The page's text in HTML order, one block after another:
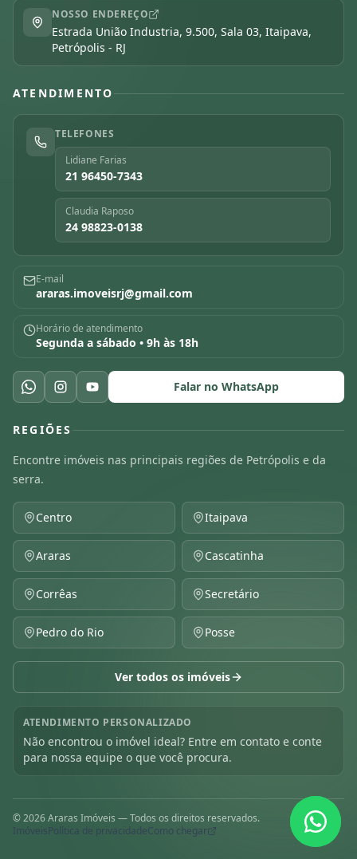
NOSSO ENDEREÇO
Estrada União Industria, 9.500, Sala 03, Itaipava,
Petrópolis - RJ
ATENDIMENTO
TELEFONES
Lidiane Farias
21 96450-7343
Claudia Raposo
24 98823-0138
E-mail
araras.imoveisrj@gmail.com
Horário de atendimento
Segunda a sábado • 9h às 18h
Falar no WhatsApp
REGIÕES
Encontre imóveis nas principais regiões de Petrópolis e da
serra.
Centro Itaipava
Araras Cascatinha
Corrêas Secretário
Pedro do Rio Posse
Ver todos os imóveis
ATENDIMENTO PERSONALIZADO
Não encontrou o imóvel ideal? Entre em contato e conte
para nossa equipe o que você procura.
©2026Araras Imóveis — Todos os direitos reservados.
ImóveisPolítica de privacidadeComo chegar